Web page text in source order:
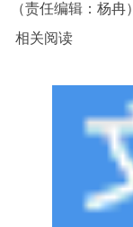
（责任编辑：杨冉）
相关阅读